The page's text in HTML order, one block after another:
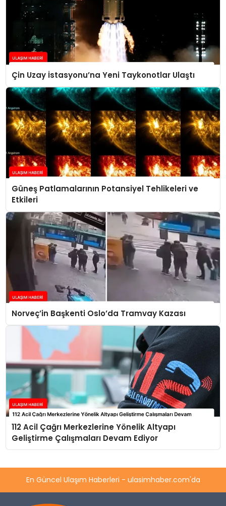
Çin Uzay İstasyonu’na Yeni Taykonotlar Ulaştı
Güneş Patlamalarının Potansiyel Tehlikeleri ve
Etkileri
Norveç’in Başkenti Oslo’da Tramvay Kazası
112 Acil Çağrı Merkezlerine Yönelik Altyapı
Geliştirme Çalışmaları Devam Ediyor
En Güncel Ulaşım Haberleri - ulasimhaber.com'da